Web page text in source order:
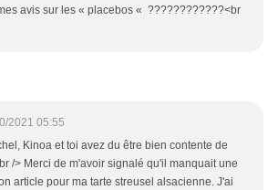
avis sur les « placebos « ????????????<br
2021 05:55
Kinoa et toi avez du être bien contente de
/> Merci de m'avoir signalé qu'il manquait une
article pour ma tarte streusel alsacienne. J'ai